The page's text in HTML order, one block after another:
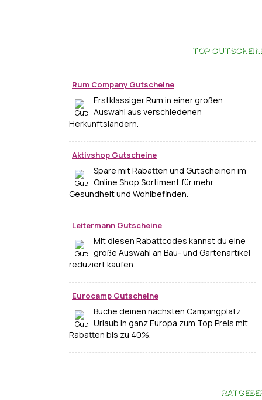
TOP
Rum Company Gutscheine
Erstklassiger Rum in einer großen
Auswahl aus verschiedenen
Herkunftsländern.
Aktivshop Gutscheine
Spare mit Rabatten und Gutscheinen im
Online Shop Sortiment für mehr
Gesundheit und Wohlbefinden.
Leitermann Gutscheine
Mit diesen Rabattcodes kannst du eine
große Auswahl an Bau- und Gartenartikel
reduziert kaufen.
Eurocamp Gutscheine
Buche deinen nächsten Campingplatz
Urlaub in ganz Europa zum Top Preis mit
Rabatten bis zu 40%.